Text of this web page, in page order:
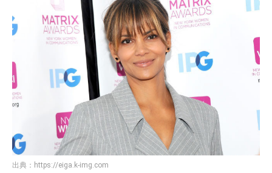
出典： https://eiga.k-img.com